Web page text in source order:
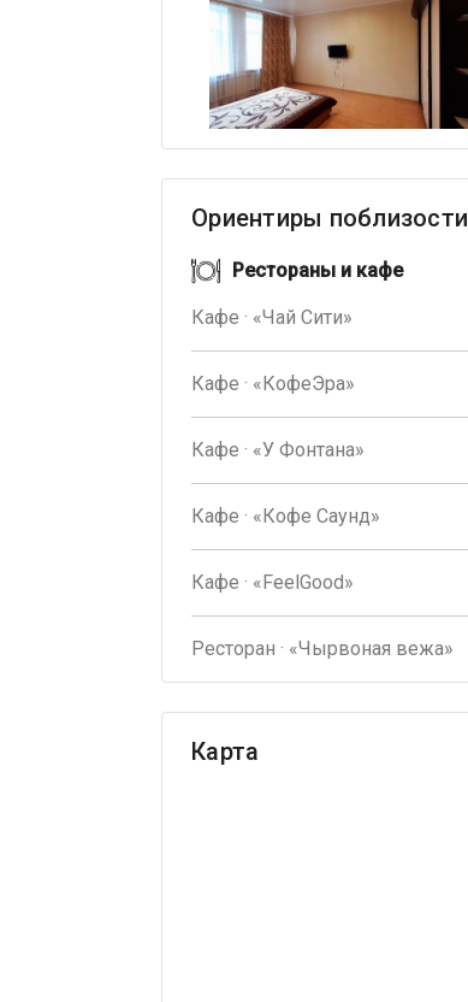
Ориентиры поблизости
Рестораны и кафе
Кафе · «Чай Сити»
Кафе · «КофеЭра»
Кафе · «У Фонтана»
Кафе · «Кофе Саунд»
Кафе · «FeelGood»
Ресторан · «Чырвоная вежа»
Карта